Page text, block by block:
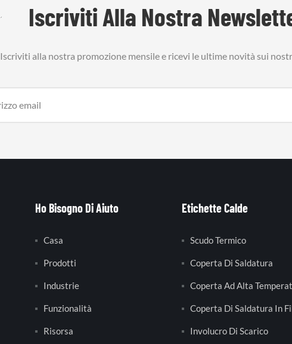
Iscriviti Alla Nostra
Iscriviti alla nostra promozione mensile e ricevi le ultime novità sui
Ho Bisogno Di Aiuto
Casa
Prodotti
Industrie
Funzionalità
Risorsa
Etichette Calde
Scudo Termico
Coperta Di Saldatura
Coperta Ad Alta
Coperta Di Saldatura In
Involucro Di Scarico